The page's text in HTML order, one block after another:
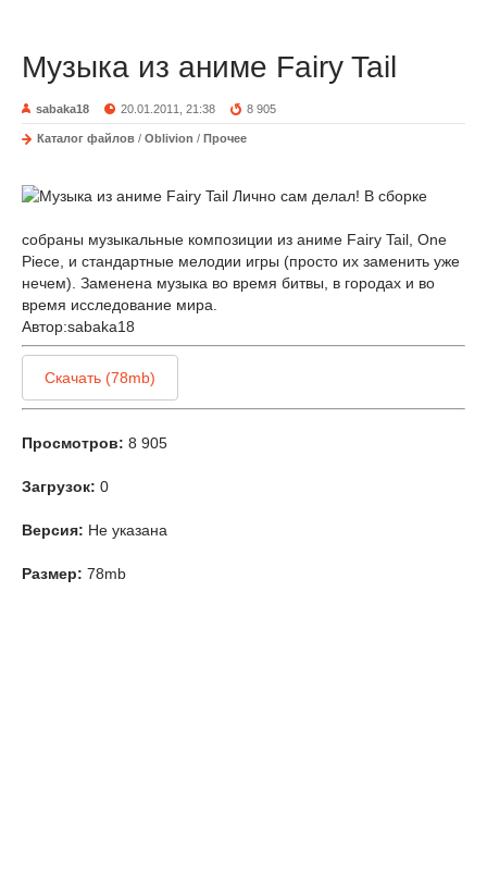
Музыка из аниме Fairy Tail
sabaka18 20.01.2011, 21:38 8 905
Каталог файлов / Oblivion / Прочее
Лично сам делал! В сборке
собраны музыкальные композиции из аниме Fairy Tail, One
Piece, и стандартные мелодии игры (просто их заменить уже
нечем). Заменена музыка во время битвы, в городах и во
время исследование мира.
Автор:sabaka18
Скачать (78mb)
Просмотров: 8 905
Загрузок: 0
Версия: Не указана
Размер: 78mb